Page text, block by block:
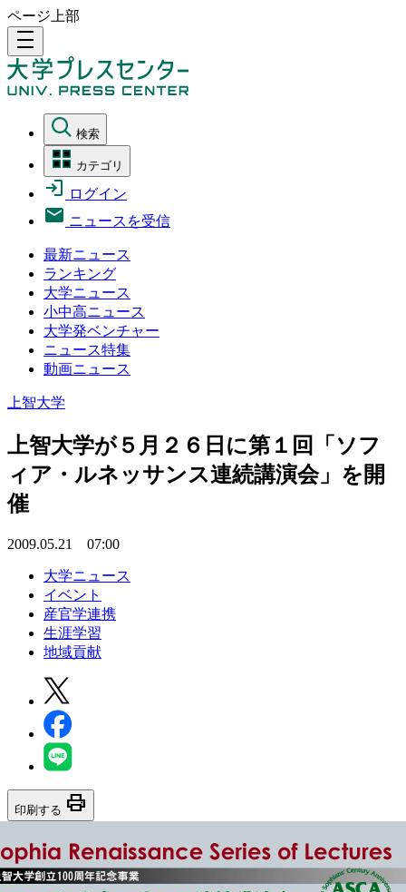
ページ上部
density_medium
検索
カテゴリ
ログイン
ニュースを受信
最新ニュース
ランキング
大学ニュース
小中高ニュース
大学発ベンチャー
ニュース特集
動画ニュース
上智大学
上智大学が５月２６日に第１回「ソフ
ィア・ルネッサンス連続講演会」を開
催
2009.05.21 07:00
大学ニュース
イベント
産官学連携
生涯学習
地域貢献
印刷する print